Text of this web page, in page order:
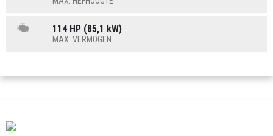
114 HP (85,1 kW)
MAX. VERMOGEN